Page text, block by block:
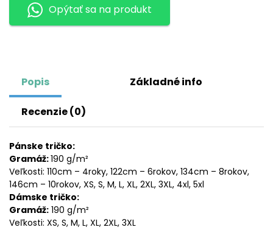
SERIES
Opýtať sa na produkt
Popis Základné info
Recenzie (0)
Pánske tričko:
Gramáž:190 g/m²
Veľkosti: 110cm – 4roky, 122cm – 6rokov, 134cm – 8rokov,
146cm – 10rokov, XS, S, M, L, XL, 2XL, 3XL, 4xl, 5xl
Dámske tričko:
Gramáž: 190 g/m²
Veľkosti: XS, S, M, L, XL, 2XL, 3XL